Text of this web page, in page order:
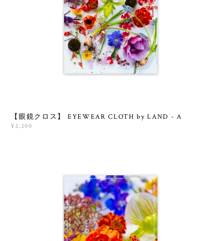
【眼鏡クロス】 EYEWEAR CLOTH by LAND - A
¥2,200